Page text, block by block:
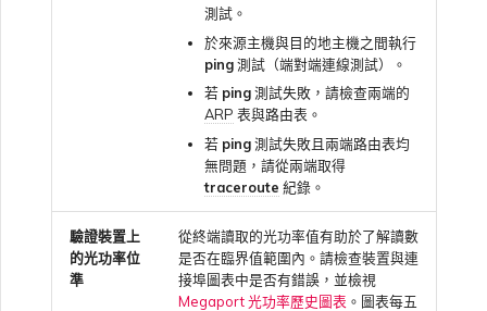
測試。
於來源主機與目的地主機之間執行
ping測試（端對端連線測試）。
若 ping測試失敗，請檢查兩端的
ARP 表與路由表。
若 ping測試失敗且兩端路由表均
無問題，請從兩端取得
traceroute 紀錄。
驗證裝置上
的光功率位
準
從終端讀取的光功率值有助於了解讀數
是否在臨界值範圍內。請檢查裝置與連
接埠圖表中是否有錯誤，並檢視
Megaport 光功率歷史圖表 。圖表每五